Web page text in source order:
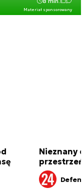
Materiał sponsorowany
Nieznany